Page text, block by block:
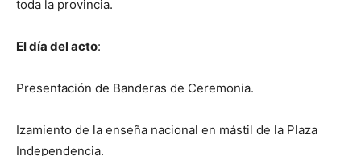
toda la provincia.
El día del acto:
Presentación de Banderas de Ceremonia.
Izamiento de la enseña nacional en mástil de la Plaza
Independencia.